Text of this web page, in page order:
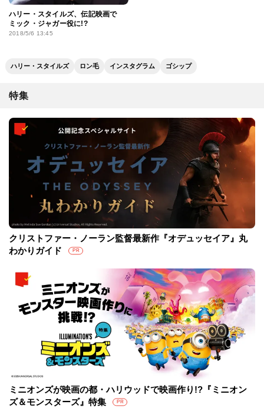
ハリー・スタイルズ、伝記映画で
ミック・ジャガー役に!?
2018/5/6 13:45
ハリー・スタイルズ ロン毛 インスタグラム ゴシップ
特集
クリストファー・ノーラン監督最新作『オデュッセイア』丸
わかりガイド
PR
ミニオンズが映画の都・ハリウッドで映画作り!?『ミニオン
ズ＆モンスターズ』特集
PR